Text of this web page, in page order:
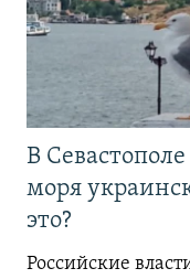
В
моря
это?
Российские